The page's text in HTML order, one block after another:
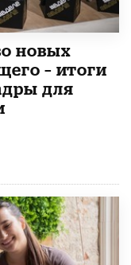
новых
– итоги
для